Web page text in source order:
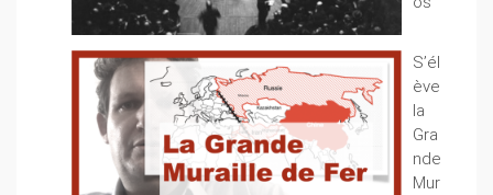
S’él
ève
la
Gra
nde
Mur